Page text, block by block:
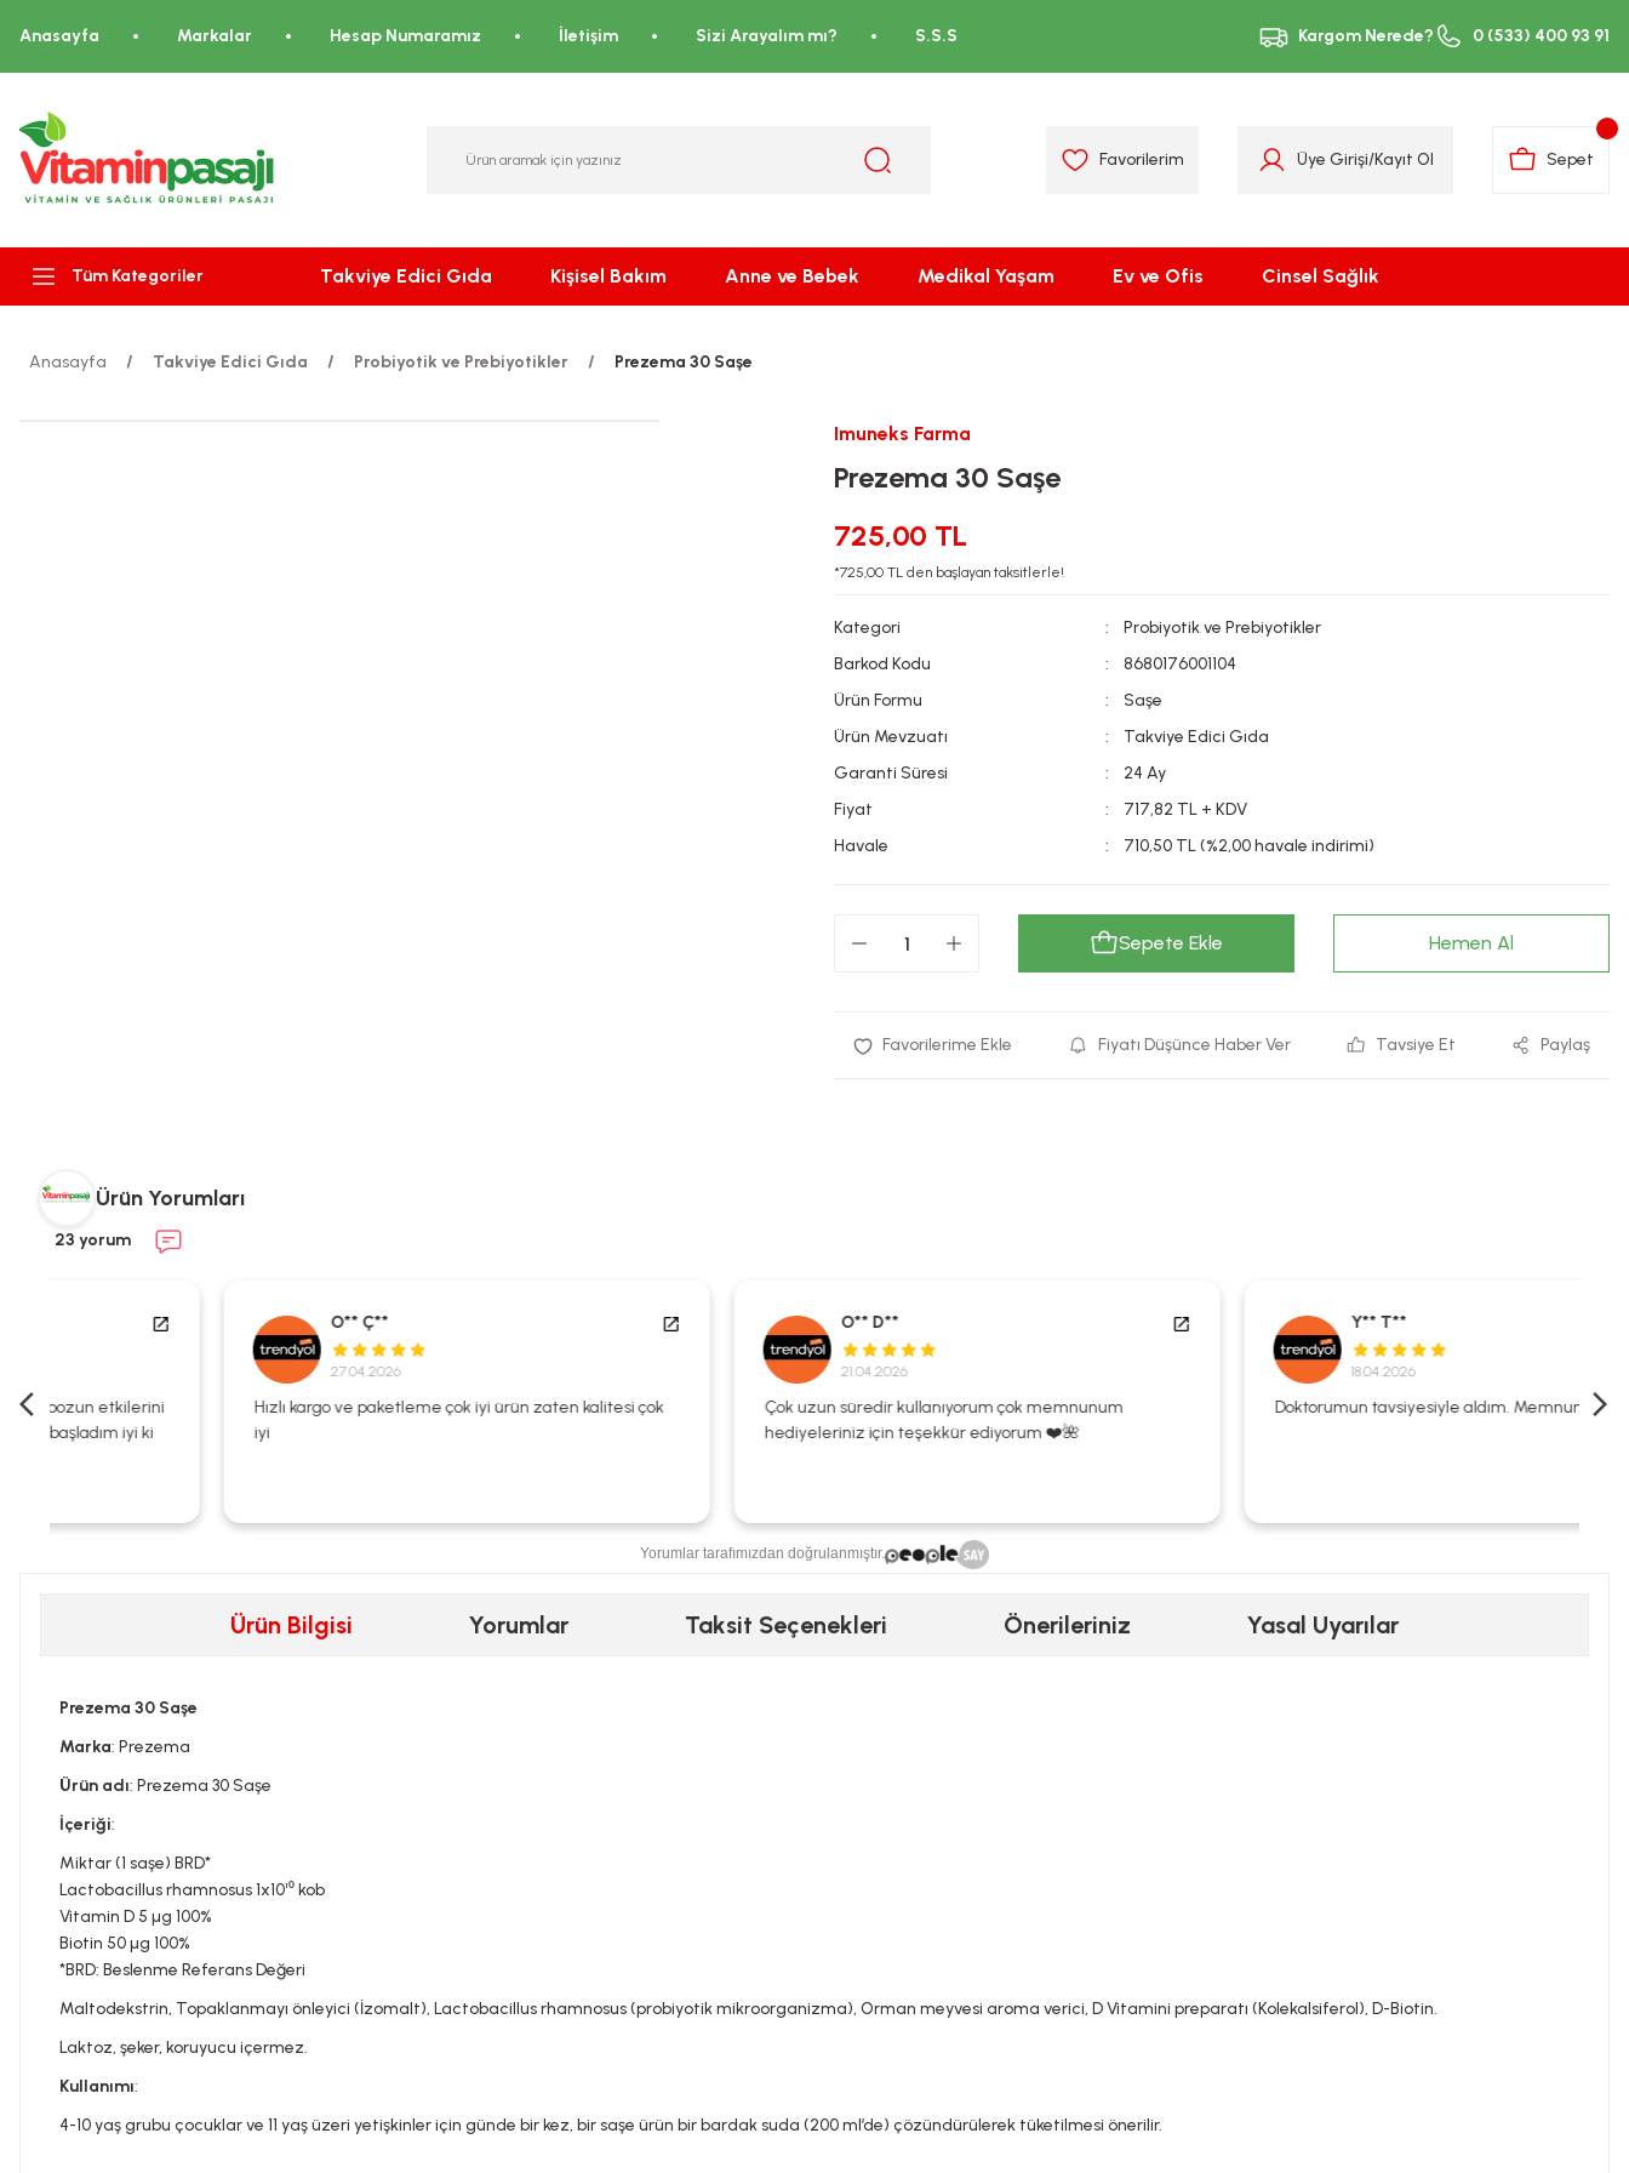
Anasayfa Markalar Hesap Numaramız İletişim Sizi Arayalım mı? S.S.S Kargom Nerede? 0 (533) 400 93 91
Favorilerim Üye Girişi/Kayıt Ol Sepet
Tüm Kategoriler Takviye Edici Gıda Kişisel Bakım Anne ve Bebek Medikal Yaşam Ev ve Ofis Cinsel Sağlık
Anasayfa Takviye Edici Gıda Probiyotik ve Prebiyotikler Prezema 30 Saşe
Imuneks Farma
Prezema 30 Saşe
725,00 TL
*725,00 TL den başlayan taksitlerle!
Kategori
Probiyotik ve Prebiyotikler
Barkod Kodu
8680176001104
Ürün Formu
Saşe
Ürün Mevzuatı
Takviye Edici Gıda
Garanti Süresi
24 Ay
Fiyat
717,82 TL + KDV
Havale
710,50 TL (%2,00 havale indirimi)
Sepete Ekle Hemen Al
Fiyatı Düşünce Haber Ver Tavsiye Et Paylaş
Ürün Yorumları
23 yorum
Hızlı kargo ve paketleme çok iyi ürün zaten kalitesi çok
iyi
Çok uzun süredir kullanıyorum çok memnunum
hediyeleriniz için teşekkür ediyorum ❤️🌺
Doktorumun tavsiyesiyle aldım. Memnunum.
Yorumlar tarafımızdan doğrulanmıştır.
Ürün Bilgisi Yorumlar Taksit Seçenekleri Önerileriniz Yasal Uyarılar
Prezema 30 Saşe
Marka: Prezema
Ürün adı: Prezema 30 Saşe
İçeriği:
Miktar (1 saşe) BRD*
Lactobacillus rhamnosus 1x10¹⁰ kob
Vitamin D 5 µg 100%
Biotin 50 µg 100%
*BRD: Beslenme Referans Değeri
Maltodekstrin, Topaklanmayı önleyici (İzomalt), Lactobacillus rhamnosus (probiyotik mikroorganizma), Orman meyvesi aroma verici, D Vitamini preparatı (Kolekalsiferol), D-Biotin.
Laktoz, şeker, koruyucu içermez.
Kullanımı:
4-10 yaş grubu çocuklar ve 11 yaş üzeri yetişkinler için günde bir kez, bir saşe ürün bir bardak suda (200 ml’de) çözündürülerek tüketilmesi önerilir.